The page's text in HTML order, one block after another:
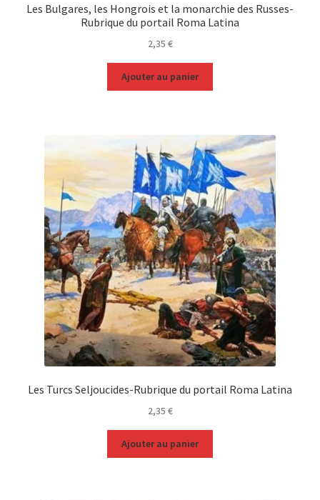
Les Bulgares, les Hongrois et la monarchie des Russes-
Rubrique du portail Roma Latina
2,35 €
Ajouter au panier
Les Turcs Seljoucides-Rubrique du portail Roma Latina
2,35 €
Ajouter au panier